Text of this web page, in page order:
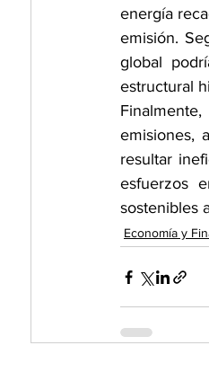
energía
emisión.
global
estructural
emisiones,
resultar
esfuerzos
sostenibles
Economía y